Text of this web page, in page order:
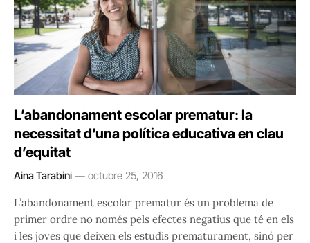
L’abandonament escolar prematur: la
necessitat d’una política educativa en clau
d’equitat
Aina Tarabini octubre 25, 2016
L’abandonament escolar prematur és un problema de
primer ordre no només pels efectes negatius que té en els
i les joves que deixen els estudis prematurament, sinó per